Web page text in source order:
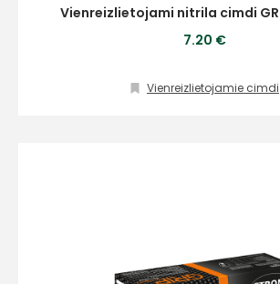
Vienreizlietojami nitrila cimdi
7.20 €
Vienreizlietojamie cimdi